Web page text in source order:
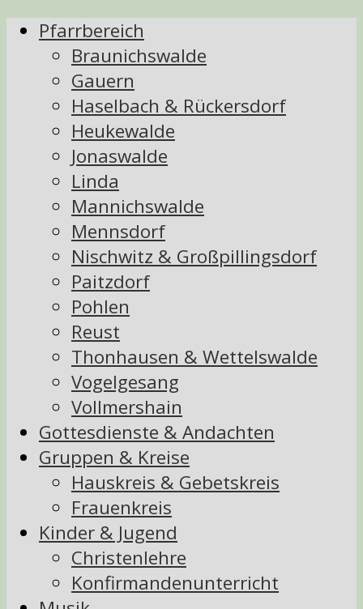
Pfarrbereich
Braunichswalde
Gauern
Haselbach & Rückersdorf
Heukewalde
Jonaswalde
Linda
Mannichswalde
Mennsdorf
Nischwitz & Großpillingsdorf
Paitzdorf
Pohlen
Reust
Thonhausen & Wettelswalde
Vogelgesang
Vollmershain
Gottesdienste & Andachten
Gruppen & Kreise
Hauskreis & Gebetskreis
Frauenkreis
Kinder & Jugend
Christenlehre
Konfirmandenunterricht